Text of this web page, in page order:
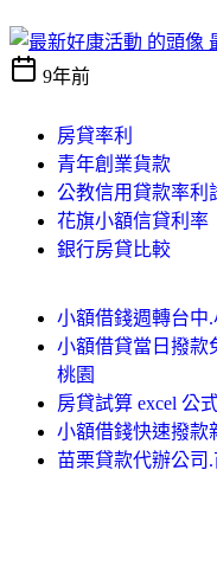
9年前
房貸率利
青年創業貨款
公教信用貸款率利
花旗小額信貸利率
銀行房貸比較
小額借錢週轉台中
小額借貸當日撥款
桃園
房貸試算 excel 公
小額借錢快速撥款
苗栗貸款代辦公司